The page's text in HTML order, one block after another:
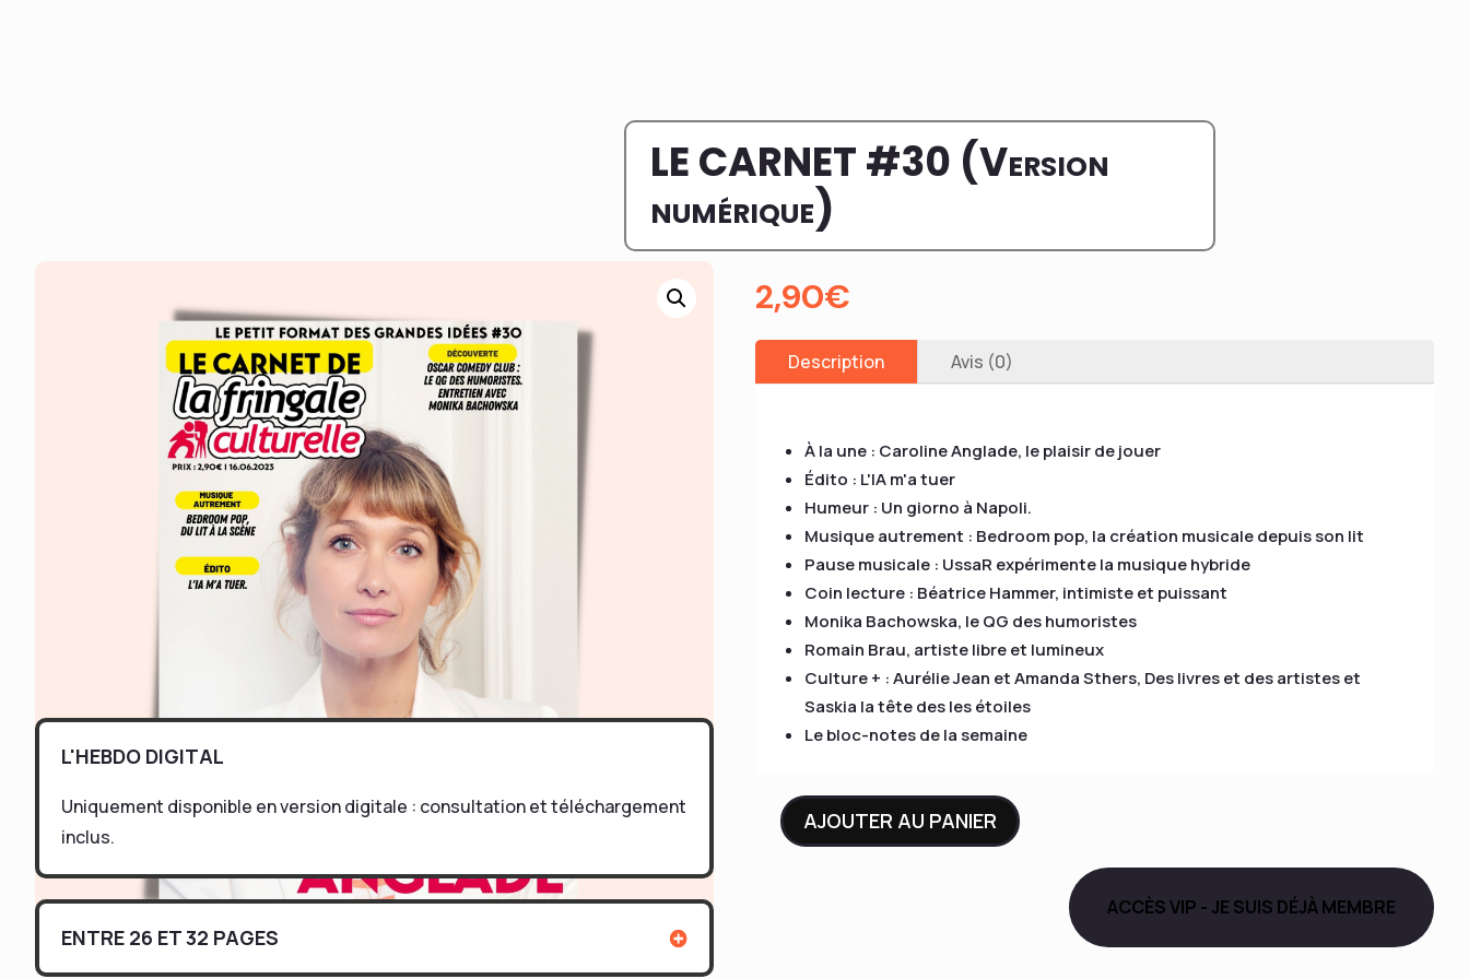
L'HEBDO DIGITAL
Uniquement disponible en version digitale : consultation et téléchargement
inclus.
ENTRE 26 ET 32 PAGES
LE CARNET #30 (Version
numérique)
2,90€
Description Avis (0)
À la une : Caroline Anglade, le plaisir de jouer
Édito : L'IA m'a tuer
Humeur : Un giorno à Napoli.
Musique autrement : Bedroom pop, la création musicale depuis son lit
Pause musicale : UssaR expérimente la musique hybride
Coin lecture : Béatrice Hammer, intimiste et puissant
Monika Bachowska, le QG des humoristes
Romain Brau, artiste libre et lumineux
Culture + : Aurélie Jean et Amanda Sthers, Des livres et des artistes et
Saskia la tête des les étoiles
Le bloc-notes de la semaine
quantité
AJOUTER AU PANIER
ACCÈS VIP - JE SUIS DÉJÀ MEMBRE